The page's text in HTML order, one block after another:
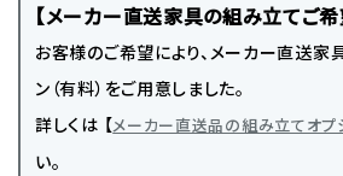
【メーカー直送家具の組み立てご希
お客様のご希望により、メーカー直送家
ン（有料）をご用意しました。
詳しくは 【メーカー直送品の組み立てオプ
い。